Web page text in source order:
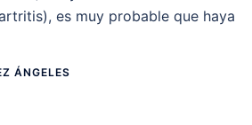
es muy probable que haya
ÁNGELES